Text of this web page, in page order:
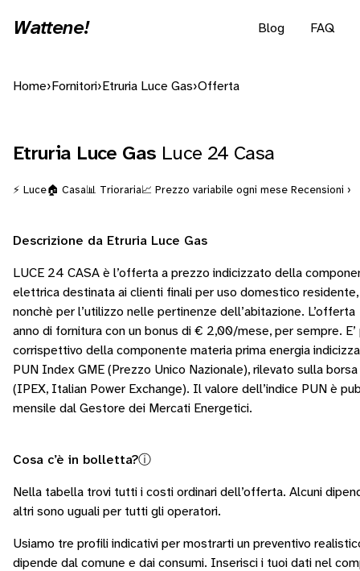
Wattene! Blog FAQ
Home› Fornitori› Etruria Luce Gas›Offerta
Etruria Luce Gas Luce 24 Casa
⚡ Luce🏠 Casa📊 Trioraria📈 Prezzo variabile ogni mese Recensioni ›
Descrizione da Etruria Luce Gas
LUCE 24 CASA è l’offerta a prezzo indicizzato della
elettrica destinata ai clienti finali per uso domestico
nonchè per l’utilizzo nelle pertinenze dell’abitazione.
anno di fornitura con un bonus di € 2,00/mese, per sempre. E’
corrispettivo della componente materia prima energia
PUN Index GME (Prezzo Unico Nazionale), rilevato sulla
(IPEX, Italian Power Exchange). Il valore dell’indice PUN è
mensile dal Gestore dei Mercati Energetici.
Cosa c’è in bolletta?ⓘ
Nella tabella trovi tutti i costi ordinari dell’offerta. Alcuni
altri sono uguali per tutti gli operatori.
Usiamo tre profili indicativi per mostrarti un preventivo
dipende dal comune e dai consumi. Inserisci i tuoi dati nel